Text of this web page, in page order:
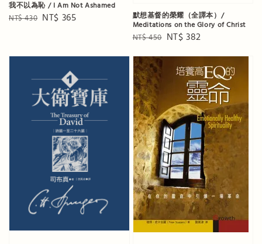
我不以為恥 / I Am Not Ashamed
Regular
NT$ 430 Sale
NT$ 365
默想基督的榮耀（全譯本）/
Meditations on the Glory of Christ
Regular
NT$ 450 Sale
NT$ 382